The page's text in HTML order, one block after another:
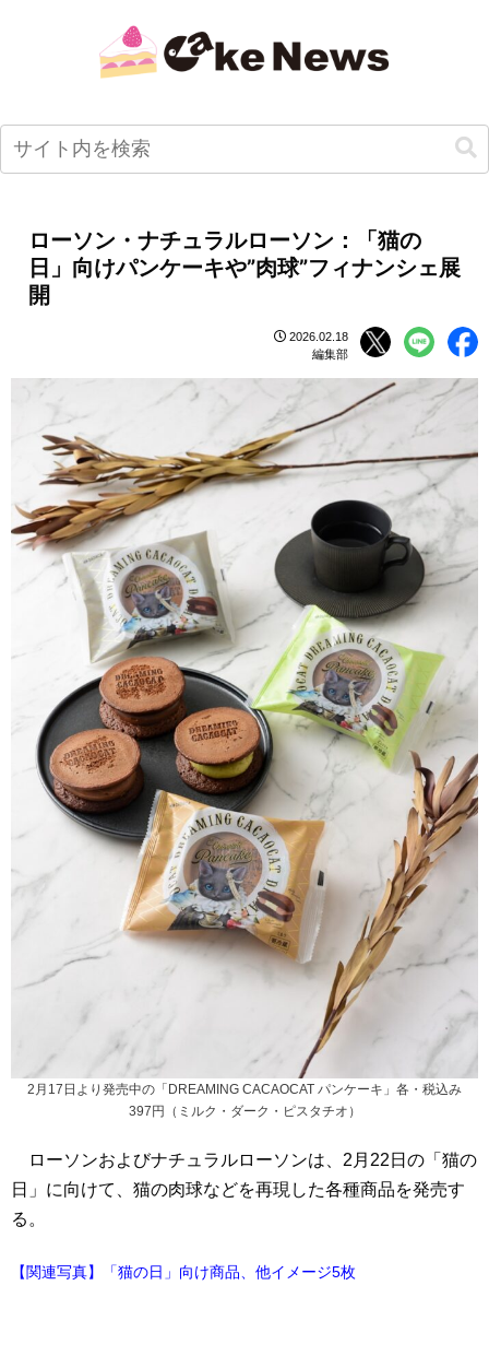
ローソン・ナチュラルローソン：「猫の
日」向けパンケーキや”肉球”フィナンシェ展
開
2026.02.18
編集部
2月17日より発売中の「DREAMING CACAOCAT パンケーキ」各・税込み
397円（ミルク・ダーク・ピスタチオ）
ローソンおよびナチュラルローソンは、2月22日の「猫の
日」に向けて、猫の肉球などを再現した各種商品を発売す
る。
【関連写真】「猫の日」向け商品、他イメージ5枚